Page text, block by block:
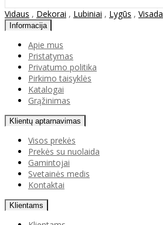
Vidaus , Dekorai , Lubiniai , Lygūs , Visada
Informacija
Apie mus
Pristatymas
Privatumo politika
Pirkimo taisyklės
Katalogai
Grąžinimas
Klientų aptarnavimas
Visos prekės
Prekės su nuolaida
Gamintojai
Svetainės medis
Kontaktai
Klientams